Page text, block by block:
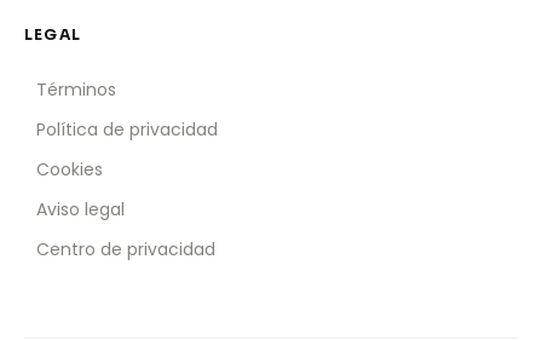
LEGAL
Términos
Política de privacidad
Cookies
Aviso legal
Centro de privacidad